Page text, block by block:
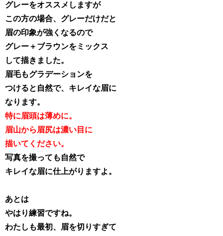
グレーをオススメしますが
この方の場合、グレーだけだと
眉の印象が強くなるので
グレー＋ブラウンをミックス
して描きました。
眉毛もグラデーションを
つけると自然で、キレイな眉に
なります。
特に眉頭は薄めに。
眉山から眉尻は濃い目に
描いてください。
写真を撮っても自然で
キレイな眉に仕上がりますよ。
あとは
やはり練習ですね。
わたしも最初、眉を切りすぎて